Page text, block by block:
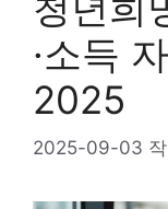
·소득
2025
2025-09-03